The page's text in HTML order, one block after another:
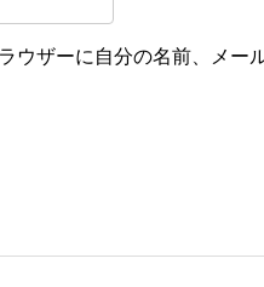
ウザーに自分の名前、メー